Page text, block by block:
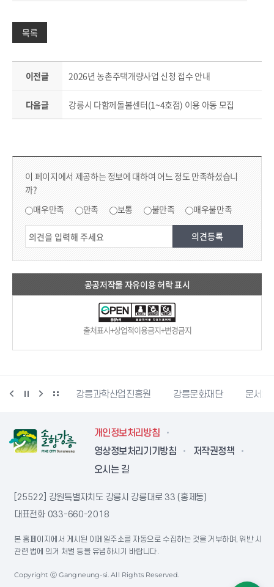
목록
이전글 2026년 농촌주택개량사업 신청 접수 안내
다음글 강릉시 다함께돌봄센터(1~4호점) 이용 아동 모집
컨텐츠 만족도 조사 & 공공저작물 자유이용 허락 표시
이 페이지에서 제공하는 정보에 대하여 어느 정도 만족하셨습니
까?
매우만족 만족 보통 불만족 매우불만족
공공저작물 자유이용 허락 표시
출처표시+상업적이용금지+변경금지
강릉커피축제 강릉과학산업진흥원 강릉문화재단 문서24
개인정보처리방침
영상정보처리기기방침
저작권정책
오시는 길
[25522] 강원특별자치도 강릉시 강릉대로 33 (홍제동)
대표전화 033-660-2018
본 홈페이지에서 게시된 이메일주소를 자동으로 수집하는 것을 거부하며, 위반 시
관련 법에 의거 처벌 등을 유념하시기 바랍니다.
Copyright ⓒ Gangneung-si. All Rights Reserved.